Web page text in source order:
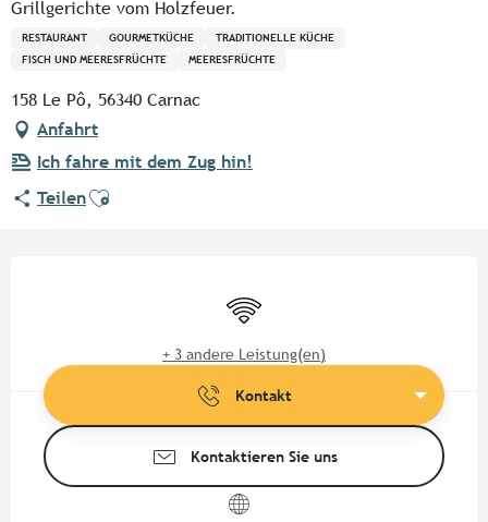
Grillgerichte vom Holzfeuer.
RESTAURANT GOURMETKÜCHE
TRADITIONELLE KÜCHE
FISCH UND MEERESFRÜCHTE
MEERESFRÜCHTE
158 Le Pô, 56340 Carnac
Anfahrt
Ich fahre mit dem Zug hin!
TeilenAjouter aux favoris
Wi-Fi
+ 3 andere Leistung(en)
Kontakt
Kontaktieren Sie uns